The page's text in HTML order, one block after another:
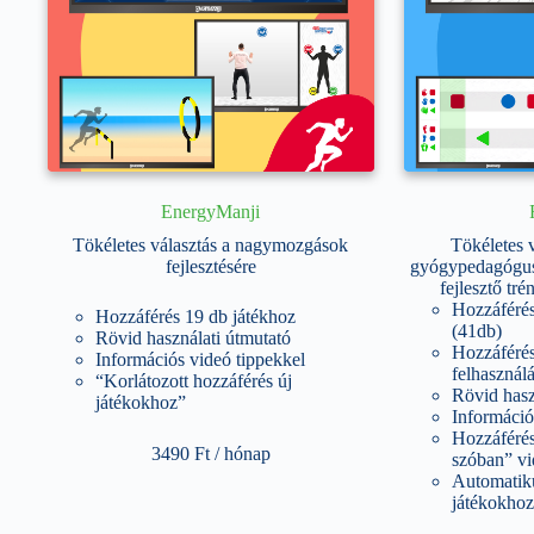
EnergyManji
Tökéletes választás a nagymozgások
fejlesztésére
Hozzáférés 19 db játékhoz
Rövid használati útmutató
Információs videó tippekkel
“Korlátozott hozzáférés új
játékokhoz”
3490 Ft / hónap
Tökéletes
fejlesztő
(41db)
Rövid
szóban”